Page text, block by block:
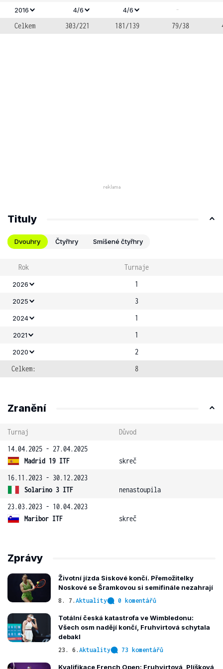
2016 4/6 4/6
-
Celkem
303/221 181/139 79/38
Tituly
Dvouhry Čtyřhry Smíšené čtyřhry
Rok Turnaje
2026 1
2025 3
2024 1
2021 1
2020
2
Celkem:
8
Zranění
Turnaj
Důvod
14.04.2025 - 27.04.2025
Madrid 19 ITF
skreč
16.11.2023 - 30.12.2023
Solarino 3 ITF
nenastoupila
23.03.2023 - 10.04.2023
Maribor ITF
skreč
Zprávy
Životní jízda Siskové končí. Přemožitelky
Noskové se Šramkovou si semifinále nezahrají
8. 7. Aktuality 0 komentářů
Totální česká katastrofa ve Wimbledonu:
Všech osm nadějí končí, Fruhvirtová schytala
debakl
23. 6. Aktuality 73 komentářů
Kvalifikace French Open: Fruhvirtová, Plíšková